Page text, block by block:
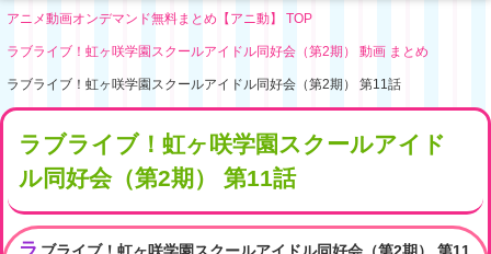
アニメ動画オンデマンド無料まとめ【アニ動】 TOP
ラブライブ！虹ヶ咲学園スクールアイドル同好会（第2期） 動画 まとめ
ラブライブ！虹ヶ咲学園スクールアイドル同好会（第2期） 第11話
ラブライブ！虹ヶ咲学園スクールアイド
ル同好会（第2期） 第11話